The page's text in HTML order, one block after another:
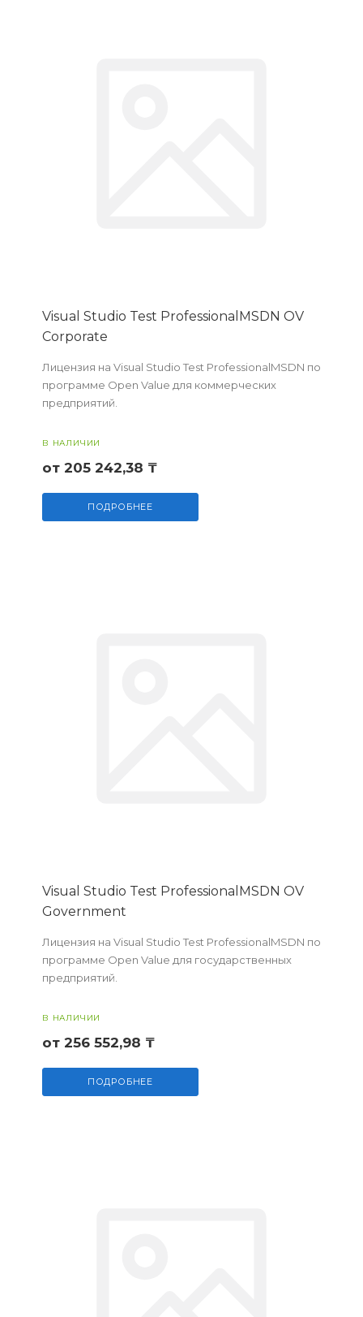
Visual Studio Test ProfessionalMSDN OV
Corporate
Лицензия на Visual Studio Test ProfessionalMSDN по
программе Open Value для коммерческих
предприятий.
В НАЛИЧИИ
от 205 242,38 ₸
ПОДРОБНЕЕ
Visual Studio Test ProfessionalMSDN OV
Government
Лицензия на Visual Studio Test ProfessionalMSDN по
программе Open Value для государственных
предприятий.
В НАЛИЧИИ
от 256 552,98 ₸
ПОДРОБНЕЕ